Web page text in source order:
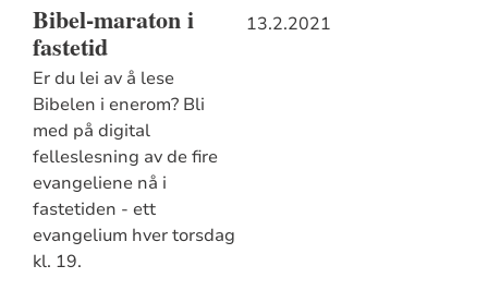
Bibel-maraton i
fastetid
Er du lei av å lese
Bibelen i enerom? Bli
med på digital
felleslesning av de fire
evangeliene nå i
fastetiden - ett
evangelium hver torsdag
kl. 19.
13.2.2021